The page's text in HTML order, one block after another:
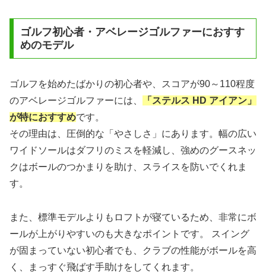
ゴルフ初心者・アベレージゴルファーにおすす
めのモデル
ゴルフを始めたばかりの初心者や、スコアが90～110程度
のアベレージゴルファーには、
「ステルス HD アイアン」
が特におすすめです。
その理由は、圧倒的な「やさしさ」にあります。幅の広い
ワイドソールはダフリのミスを軽減し、強めのグースネッ
クはボールのつかまりを助け、スライスを防いでくれま
す。
また、標準モデルよりもロフトが寝ているため、非常にボ
ールが上がりやすいのも大きなポイントです。 スイング
が固まっていない初心者でも、クラブの性能がボールを高
く、まっすぐ飛ばす手助けをしてくれます。